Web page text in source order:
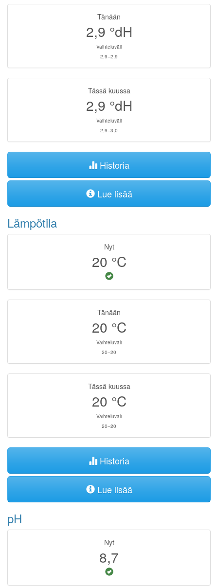
Tänään
2,9 °dH
Vaihteluväli
2,9–2,9
Tässä kuussa
2,9 °dH
Vaihteluväli
2,9–3,0
Historia
Lue lisää
Lämpötila
Nyt
20 °C
Tänään
20 °C
Vaihteluväli
20–20
Tässä kuussa
20 °C
Vaihteluväli
20–20
Historia
Lue lisää
pH
Nyt
8,7